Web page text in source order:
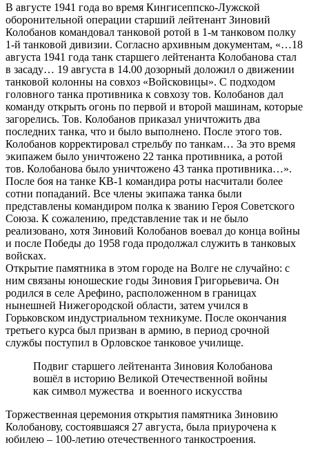
В августе 1941 года во время Кингисеппско-Лужской
оборонительной операции старший лейтенант Зиновий
Колобанов командовал танковой ротой в 1-м танковом полку
1-й танковой дивизии. Согласно архивным документам, «…18
августа 1941 года танк старшего лейтенанта Колобанова стал
в засаду… 19 августа в 14.00 дозорный доложил о движении
танковой колонны на совхоз «Войсковицы». С подходом
головного танка противника к совхозу тов. Колобанов дал
команду открыть огонь по первой и второй машинам, которые
загорелись. Тов. Колобанов приказал уничтожить два
последних танка, что и было выполнено. После этого тов.
Колобанов корректировал стрельбу по танкам… За это время
экипажем было уничтожено 22 танка противника, а ротой
тов. Колобанова было уничтожено 43 танка противника…».
После боя на танке КВ-1 командира роты насчитали более
сотни попаданий. Все члены экипажа танка были
представлены командиром полка к званию Героя Советского
Союза. К сожалению, представление так и не было
реализовано, хотя Зиновий Колобанов воевал до конца войны
и после Победы до 1958 года продолжал служить в танковых
войсках.
Открытие памятника в этом городе на Волге не случайно: с
ним связаны юношеские годы Зиновия Григорьевича. Он
родился в селе Арефино, расположенном в границах
нынешней Нижегородской области, затем учился в
Горьковском индустриальном техникуме. После окончания
третьего курса был призван в армию, в период срочной
службы поступил в Орловское танковое училище.
Подвиг старшего лейтенанта Зиновия Колобанова
вошёл в историю Великой Отечественной войны
как символ мужества и военного искусства
Торжественная церемония открытия памятника Зиновию
Колобанову, состоявшаяся 27 августа, была приурочена к
юбилею – 100-летию отечественного танкостроения.